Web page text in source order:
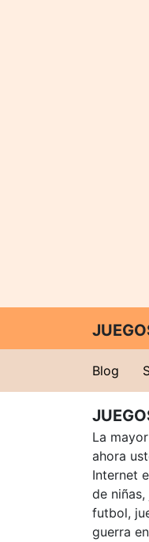
Blog
La
ahora
Internet
de
futbol,
guerra